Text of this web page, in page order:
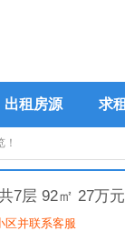
出租房源 求
7层 92㎡ 27万
区并联系客服